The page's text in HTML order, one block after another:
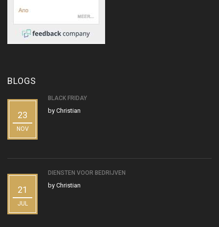
BLOGS
23
NOV
BLACK FRIDAY
by Christian
21
JUL
DIENSTEN VOOR BEDRIJVEN
by Christian